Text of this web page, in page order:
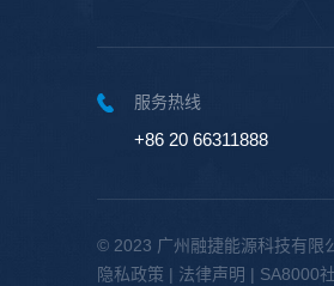
服务热线
+86 20 66311888
© 2023 广州融捷能源科技有限
隐私政策 | 法律声明 | SA8000